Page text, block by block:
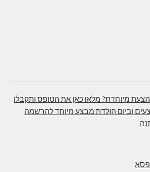
והצעת מיוחדת? מלאו כאן את הטופס ותקבלו
וביום הולדת מבצע מיוחד להרשמה